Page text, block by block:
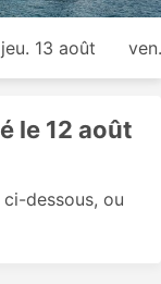
jeu. 13 août
le 12 août
dessous, ou